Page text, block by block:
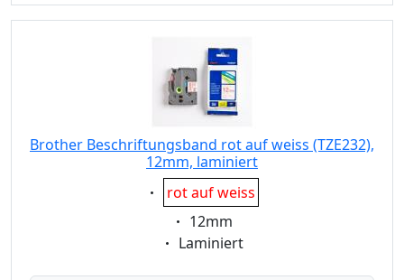
Brother Beschriftungsband rot auf weiss (TZE232),
12mm, laminiert
Eigenschaft:
rot auf weiss
Eigenschaft:
12mm
Eigenschaft:
Laminiert